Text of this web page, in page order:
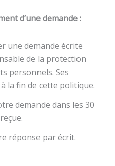
d’une demande :
une demande écrite
de la protection
personnels. Ses
la fin de cette politique.
demande dans les 30
réponse par écrit.